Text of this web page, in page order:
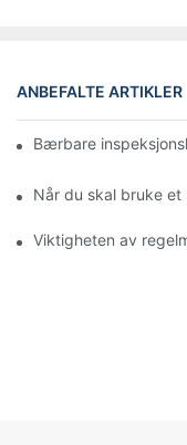
ANBEFALTE ARTIKLER
Bærbare
Når du skal bruke
Viktigheten av